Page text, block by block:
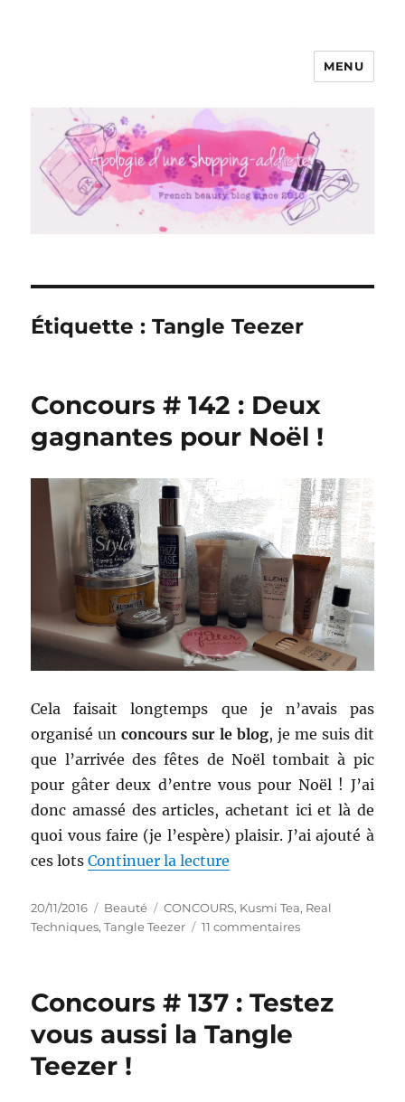
Apologie d'une Shopping-addicte
MENU
Étiquette :Tangle Teezer
Concours # 142 : Deux
gagnantes pour Noël !
Cela faisait longtemps que je n’avais pas
organisé unconcours sur le blog, je me suis dit
que l’arrivée des fêtes de Noël tombait à pic
pour gâter deux d’entre vous pour Noël ! J’ai
donc amassé des articles, achetant ici et là de
quoi vous faire (je l’espère) plaisir. J’ai ajouté à
ces lotsContinuer la lecture
Publié
le
20/11/2016 Catégories
Beauté Étiquettes
CONCOURS, Kusmi Tea, Real
Techniques,Tangle Teezer 11 commentairessur
:
Concours # 137 : Testez
vous aussi la Tangle
Teezer !